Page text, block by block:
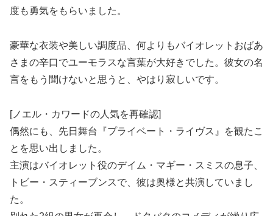
度も勇気をもらいました。
豪華な衣装や美しい調度品、何よりもバイオレットおばあ
さまの辛口でユーモラスな言葉が大好きでした。彼女の名
言をもう聞けないと思うと、やはり寂しいです。
[ノエル・カワードの人気を再確認]
偶然にも、先日舞台『プライベート・ライヴス』を観たこ
とを思い出しました。
主演はバイオレット役のデイム・マギー・スミスの息子、
トビー・スティーブンスで、彼は奥様と共演していまし
た。